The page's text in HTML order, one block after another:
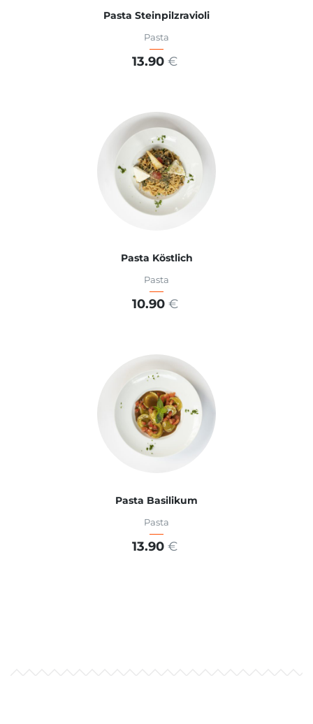
Pasta Steinpilzravioli
Pasta
13.90 €
Pasta Köstlich
Pasta
10.90 €
Pasta Basilikum
Pasta
13.90 €